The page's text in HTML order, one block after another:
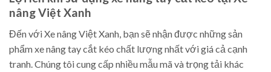
nâng Việt Xanh
Đến với Xe nâng Việt Xanh, bạn sẽ nhận được những sản
phẩm xe nâng tay cắt kéo chất lượng nhất với giá cả cạnh
tranh. Chúng tôi cung cấp nhiều mẫu mã và trọng tải khác